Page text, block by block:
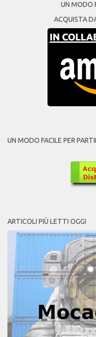
UN MODO
ACQUISTA
UN MODO FACILE PER
ARTICOLI PIÙ LETTI OGGI